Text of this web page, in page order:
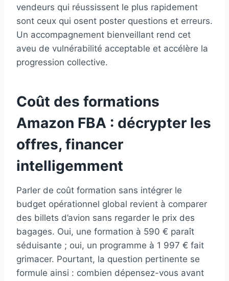
vendeurs qui réussissent le plus rapidement
sont ceux qui osent poster questions et erreurs.
Un accompagnement bienveillant rend cet
aveu de vulnérabilité acceptable et accélère la
progression collective.
Coût des formations
Amazon FBA : décrypter les
offres, financer
intelligemment
Parler de coût formation sans intégrer le
budget opérationnel global revient à comparer
des billets d’avion sans regarder le prix des
bagages. Oui, une formation à 590 € paraît
séduisante ; oui, un programme à 1 997 € fait
grimacer. Pourtant, la question pertinente se
formule ainsi : combien dépensez-vous avant